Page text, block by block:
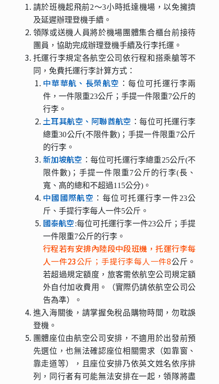
請於班機起飛前2～3小時抵達機場，以免擁擠
及延遲辦理登機手續。
領隊或送機人員將於機場團體集合櫃台前接待
團員，協助完成辦理登機手續及行李托運。
托運行李規定各航空公司依行程和搭乘艙等不
同，免費托運行李計算方式：
中華華航、長榮航空 ：每位可托運行李兩
件，一件限重23公斤；手提一件限重7公斤的
行李。
土耳其航空、阿聯酋航空 ：每位可托運行李
總重30公斤(不限件數)；手提一件限重7公斤
的行李。
新加坡航空 ：每位可托運行李總重25公斤(不
限件數)；手提一件限重7公斤的行李(長、
寬、高的總和不超過115公分)。
中國國際航空 ：每位可托運行李一件23公
斤、手提行李每人一件5公斤。
國泰航空:每位可托運行李一件23公斤；手提
一件限重7公斤的行李。
行程若有安排內陸段中段班機，托運行李每
人一件23公斤；手提行李每人一件8公斤。
若超過規定額度，旅客需依航空公司規定額
外自付加收費用。（實際仍請依航空公司公
告為準）。
進入海關後，請掌握免稅品購物時間，勿耽誤
登機。
團體座位由航空公司安排，不適用於出發前預
先選位，也無法確認座位相關需求（如靠窗、
靠走道等），且座位安排乃依英文姓名依序排
列，同行者有可能無法安排在一起，領隊將盡